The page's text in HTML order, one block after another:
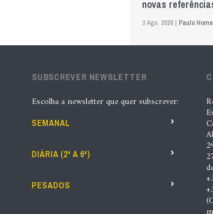
novas
3 Ago. 2026 | Paulo
controlo de
5 Ago. 2026 | Nádia
GS Pro Tyres
exclusiva da
Paulo
Wolf mostra
SUBSCREVER NEWSLETTER
Escolha a newsletter que quer subscrever:
SEMANAL
DIÁRIA (2ª A 6ª)
PESADOS